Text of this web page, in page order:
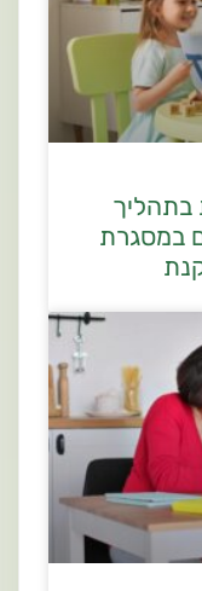
בתהליך
במסגרת